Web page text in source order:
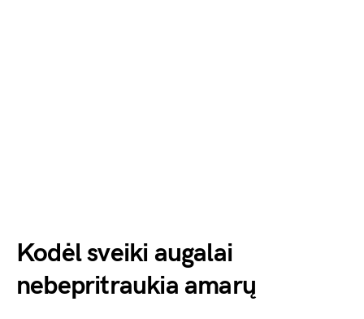
Kodėl sveiki augalai
nebepritraukia amarų